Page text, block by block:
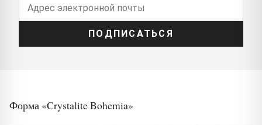
ПОДПИСАТЬСЯ
Форма «Crystalite Bohemia»